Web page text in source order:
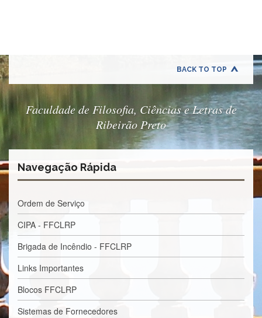
Museu
da
Empresas
Cursos
e
Atividades
Normativas
Fomentos
Editais
BACK TO TOP
Faculdade de Filosofia, Ciências e Letras de
Ribeirão Preto
Navegação Rápida
Ordem de Serviço
CIPA - FFCLRP
Brigada de Incêndio - FFCLRP
Links Importantes
Blocos FFCLRP
Sistemas de Fornecedores